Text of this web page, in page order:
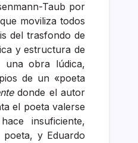
Taub por
moviliza todos
del trasfondo de
y estructura de
una obra lúdica,
de un «poeta
donde el autor
el poeta valerse
insuficiente,
y Eduardo